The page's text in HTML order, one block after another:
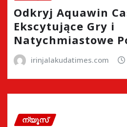
Odkryj Aquawin
Ekscytujące Gry i
Natychmiastowe
irinjalakudatimes.com
ന്യൂസ്